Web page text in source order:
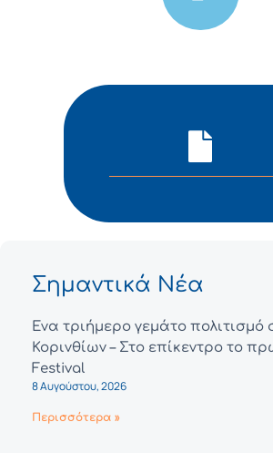
Σημαντικά Νέα
Ένα τριήμερο γεμάτο πολιτισμό
Κορινθίων – Στο επίκεντρο το
Festival
8 Αυγούστου, 2026
Περισσότερα »